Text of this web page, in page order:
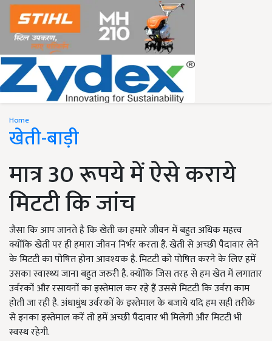
Home
खेती-बाड़ी
मात्र 30 रूपये में ऐसे कराये
मिटटी कि जांच
जैसा कि आप जानते है कि खेती का हमारे जीवन में बहुत अधिक महत्त्व
क्योंकि खेती पर ही हमारा जीवन निर्भर करता है. खेती से अच्छी पैदावार लेने
के मिटटी का पोषित होना आवश्यक है. मिटटी को पोषित करने के लिए हमें
उसका स्वास्थ्य जाना बहुत जरुरी है. क्योंकि जिस तरह से हम खेत में लगातार
उर्वरकों और रसायनों का इस्तेमाल कर रहे हैं उससे मिटटी कि उर्वरा काम
होती जा रही है. अंधाधुंध उर्वरकों के इस्तेमाल के बजाये यदि हम सही तरीके
से इनका इस्तेमाल करें तो हमें अच्छी पैदावार भी मिलेगी और मिटटी भी
स्वस्थ रहेगी.